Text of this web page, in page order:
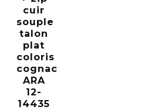
cuir
souple
talon
plat
coloris
cognac
ARA
12-
14435